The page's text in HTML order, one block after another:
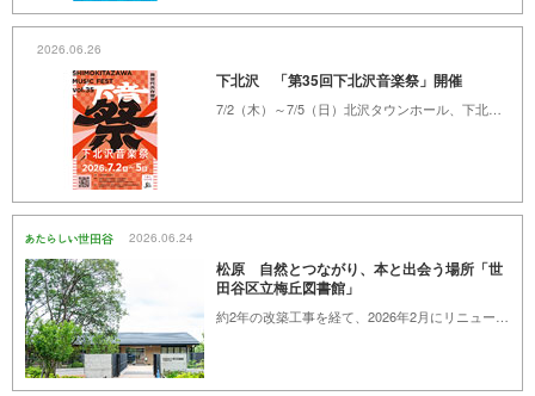
2026.06.26
下北沢 「第35回下北沢音楽祭」開催
2026.06.24
松原 自然とつながり、本と出会う場所「世
田谷区立梅丘図書館」